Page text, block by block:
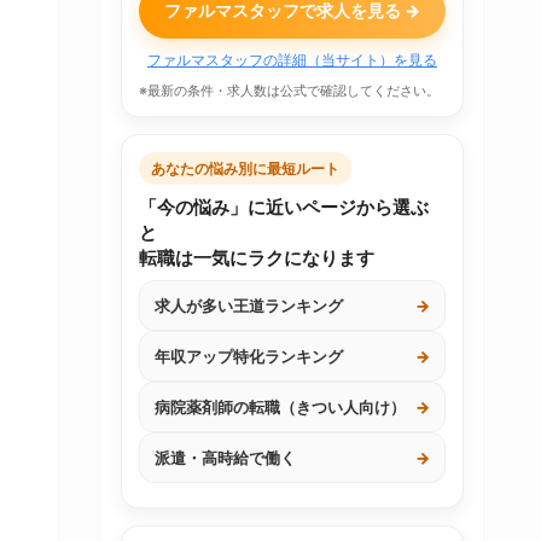
ファルマスタッフで求人を見る →
ファルマスタッフの詳細（当サイト）を見る
※最新の条件・求人数は公式で確認してください。
あなたの悩み別に最短ルート
「今の悩み」に近いページから選ぶ
と
転職は一気にラクになります
求人が多い王道ランキング →
年収アップ特化ランキング →
病院薬剤師の転職（きつい人向け） →
派遣・高時給で働く →